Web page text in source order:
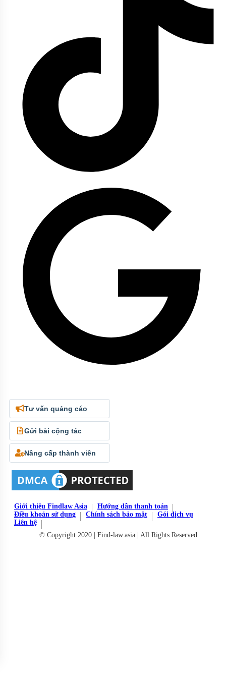
Tư vấn quảng cáo
Gửi bài cộng tác
Nâng cấp thành viên
Giới thiệu Findlaw Asia
Hướng dẫn thanh toán
Điều khoản sử dụng
Chính sách bảo mật
Gói dịch vụ
Liên hệ
© Copyright 2020 | Find-law.asia | All Rights Reserved